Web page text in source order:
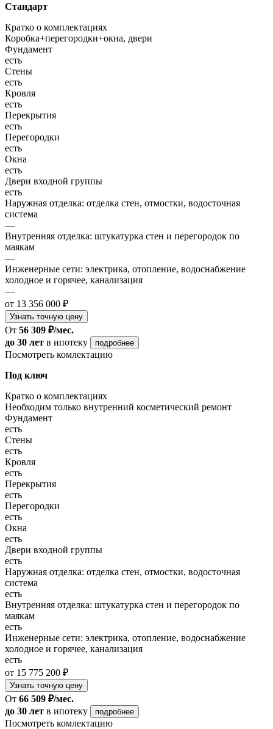
Стандарт
Кратко о комплектациях
Коробка+перегородки+окна, двери
Фундамент
есть
Стены
есть
Кровля
есть
Перекрытия
есть
Перегородки
есть
Окна
есть
Двери входной группы
есть
Наружная отделка: отделка стен, отмостки, водосточная
система
—
Внутренняя отделка: штукатурка стен и перегородок по
маякам
—
Инженерные сети: электрика, отопление, водоснабжение
холодное и горячее, канализация
—
от 13 356 000 ₽
Узнать точную цену
От 56 309 ₽/мес.
до 30 лет в ипотеку подробнее
Посмотреть комлектацию
Под ключ
Кратко о комплектациях
Необходим только внутренний косметический ремонт
Фундамент
есть
Стены
есть
Кровля
есть
Перекрытия
есть
Перегородки
есть
Окна
есть
Двери входной группы
есть
Наружная отделка: отделка стен, отмостки, водосточная
система
есть
Внутренняя отделка: штукатурка стен и перегородок по
маякам
есть
Инженерные сети: электрика, отопление, водоснабжение
холодное и горячее, канализация
есть
от 15 775 200 ₽
Узнать точную цену
От 66 509 ₽/мес.
до 30 лет в ипотеку подробнее
Посмотреть комлектацию